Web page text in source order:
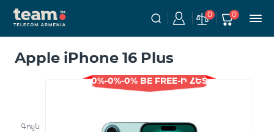
0 0
Apple iPhone 16 Plus
Գույն
0%-0%-0% BE FREE-Ի ՀԵՏ